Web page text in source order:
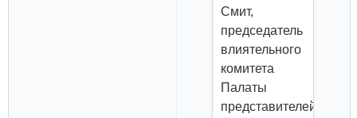
Смит,
председатель
влиятельного
комитета
Палаты
представителей